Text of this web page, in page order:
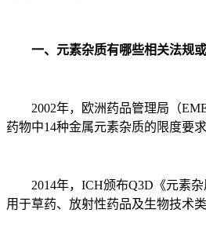
一、元素杂质有哪些相关法规或
2002年，欧洲药品管理局（
药物中14种金属元素杂质的限度要求
2014年，ICH颁布Q3D《元素杂
用于草药、放射性药品及生物技术类